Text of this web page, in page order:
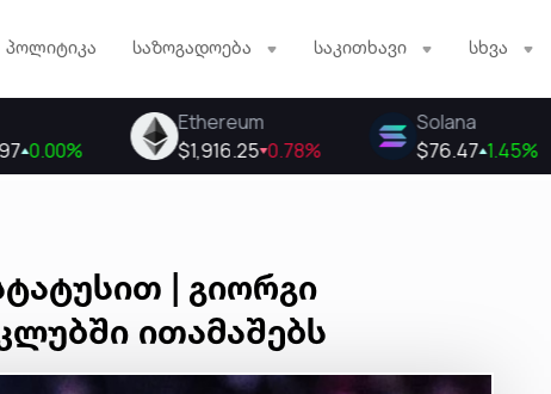
პოლიტიკა საზოგადოება საკითხავი სხვა
| გიორგი
ითამაშებს